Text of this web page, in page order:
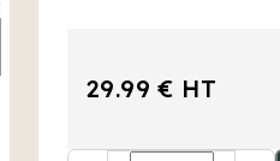
29.99 € HT